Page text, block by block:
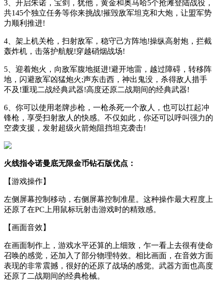
3、开启朱诺，宝剑，犹他，黄金和奥马哈5个抢滩登陆战役，
共145个独立任务等你来挑战!摧毁敌军坦克和大炮，让盟军势
力顺利推进!
4、架上机关枪，扫射敌军，稳守己方阵地!操纵高射炮，拦截
轰炸机，击落护航舰!穿越硝烟战场!
5、迎着炮火，向敌军腹地挺进!避开地雷，越过障碍，转移阵
地，闪避敌军凶猛炮火;声东击西，神出鬼没，杀得敌人措手
不及!重现二战经典武器!高度还原二战期间的经典武器!
6、你可以使用老牌步枪，一枪杀死一个敌人，也可以扛起冲
锋枪，享受扫射敌人的快感。不仅如此，你还可以呼叫强力的
空袭支援，发射超级火箭炮阻挡坦克袭击!
火线指令诺曼底无限金币钻石版优点：
【游戏操作】
左侧屏幕控制移动，右侧屏幕控制准星。这种操作最大程度上
还原了在PC上用鼠标玩射击游戏时的精致感。
【画面音效】
在画面制作上，游戏水平还算的上细致，乍一看上去很有使命
召唤的感觉，还加入了部分物理特效。相比画面，在音效方面
表现的非常震撼，很好的还原了战场的感觉。武器方面也高度
还原了二战期间的经典枪械。